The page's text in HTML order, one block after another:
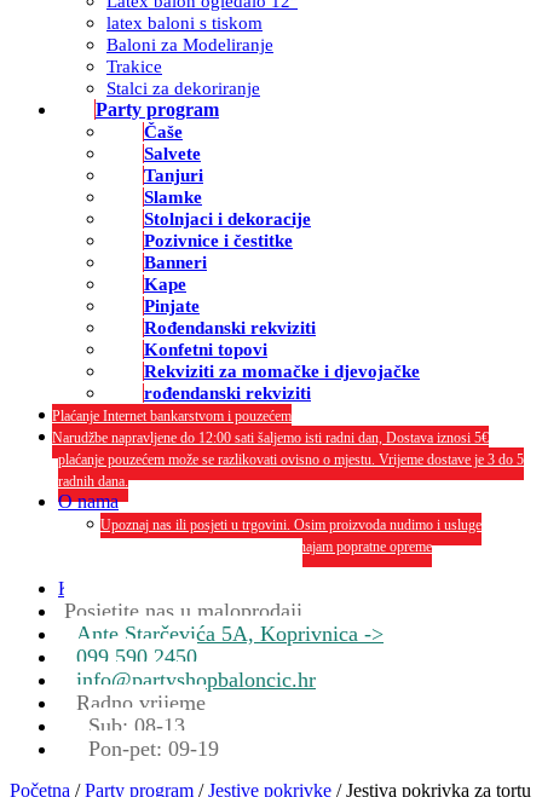
latex baloni s tiskom
Baloni za Modeliranje
Trakice
Stalci za dekoriranje
Party program
Čaše
Salvete
Tanjuri
Slamke
Stolnjaci i dekoracije
Pozivnice i čestitke
Banneri
Kape
Pinjate
Rođendanski rekviziti
Konfetni topovi
Rekviziti za momačke i djevojačke
rođendanski rekviziti
Plaćanje Internet bankarstvom i pouzećem
Narudžbe napravljene do 12:00 sati šaljemo isti radni dan, Dostava iznosi 5€
plaćanje pouzećem može se razlikovati ovisno o mjestu. Vrijeme dostave je 3 do 5
radnih dana.
O nama
Upoznaj nas ili posjeti u trgovini. Osim proizvoda nudimo i usluge
dekoriranja interijera i eksterija te najam popratne opreme
Kontakt
Posjetite nas u maloprodaji
Ante Starčevića 5A, Koprivnica ->
099 590 2450
info@partyshopbaloncic.hr
Radno vrijeme
Sub: 08-13
Pon-pet: 09-19
Početna /Party program /Jestive pokrivke / Jestiva pokrivka za tortu